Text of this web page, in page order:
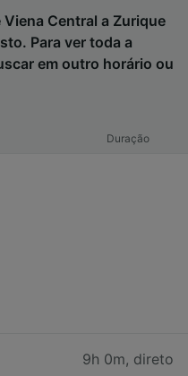
Central a Zurique
Para ver toda a
em outro horário ou
Duração
9h 0m, direto